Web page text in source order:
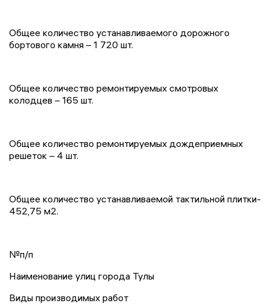
Общее количество устанавливаемого дорожного
бортового камня – 1 720 шт.
Общее количество ремонтируемых смотровых
колодцев – 165 шт.
Общее количество ремонтируемых дождеприемных
решеток – 4 шт.
Общее количество устанавливаемой тактильной плитки-
452,75 м2.
№п/п
Наименование улиц города Тулы
Виды производимых работ